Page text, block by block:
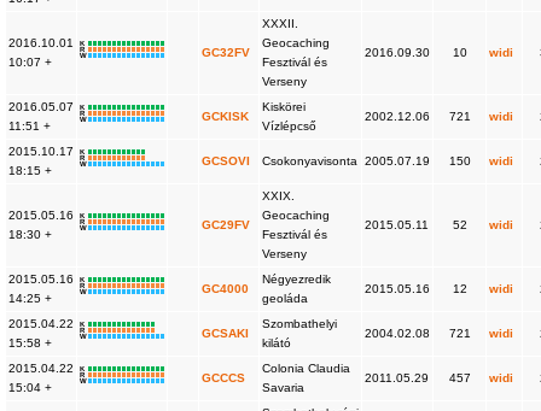
2016.10.01
10:07 +
K
R
W
GC32FV
XXXII.
Geocaching
Fesztivál és
Verseny
2016.09.30 10 widi
2016.05.07
11:51 +
K
R
W
GCKISK
Kiskörei
Vízlépcső
2002.12.06 721 widi
2015.10.17
18:15 +
K
R
W
GCSOVI Csokonyavisonta 2005.07.19 150 widi
2015.05.16
18:30 +
K
R
W
GC29FV
XXIX.
Geocaching
Fesztivál és
Verseny
2015.05.11 52 widi
2015.05.16
14:25 +
K
R
W
GC4000
Négyezredik
geoláda
2015.05.16 12 widi
2015.04.22
15:58 +
K
R
W
GCSAKI
Szombathelyi
kilátó
2004.02.08 721 widi
2015.04.22
15:04 +
K
R
W
GCCCS
Colonia Claudia
Savaria
2011.05.29 457 widi